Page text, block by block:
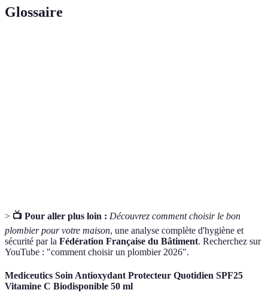
Glossaire
> 📺 Pour aller plus loin : Découvrez comment choisir le bon
plombier pour votre maison, une analyse complète d'hygiène et
sécurité par la Fédération Française du Bâtiment. Recherchez sur
YouTube : "comment choisir un plombier 2026".
Mediceutics Soin Antioxydant Protecteur Quotidien SPF25
Vitamine C Biodisponible 50 ml